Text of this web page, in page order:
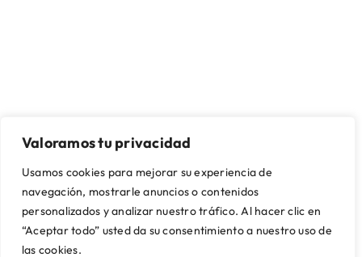
Valoramos tu privacidad
Usamos cookies para mejorar su experiencia de
navegación, mostrarle anuncios o contenidos
personalizados y analizar nuestro tráfico. Al hacer clic en
“Aceptar todo” usted da su consentimiento a nuestro uso de
las cookies.
SOBRE NOSOTROS
Quienes somos
Nuestras tiendas
Artikalia Pro
Servicio de Proyectos
Trabaja con nosotros
Mi cuenta
Contacto
Envío y montaje
Financiación